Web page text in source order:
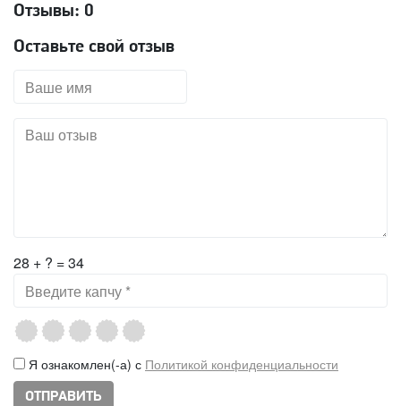
Отзывы: 0
Оставьте свой отзыв
28 + ? = 34
Я ознакомлен(-а) с Политикой конфиденциальности